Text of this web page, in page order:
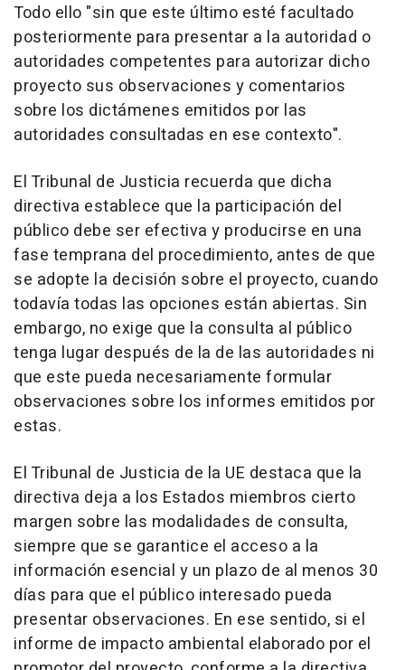
Todo ello "sin que este último esté facultado
posteriormente para presentar a la autoridad o
autoridades competentes para autorizar dicho
proyecto sus observaciones y comentarios
sobre los dictámenes emitidos por las
autoridades consultadas en ese contexto".
El Tribunal de Justicia recuerda que dicha
directiva establece que la participación del
público debe ser efectiva y producirse en una
fase temprana del procedimiento, antes de que
se adopte la decisión sobre el proyecto, cuando
todavía todas las opciones están abiertas. Sin
embargo, no exige que la consulta al público
tenga lugar después de la de las autoridades ni
que este pueda necesariamente formular
observaciones sobre los informes emitidos por
estas.
El Tribunal de Justicia de la UE destaca que la
directiva deja a los Estados miembros cierto
margen sobre las modalidades de consulta,
siempre que se garantice el acceso a la
información esencial y un plazo de al menos 30
días para que el público interesado pueda
presentar observaciones. En ese sentido, si el
informe de impacto ambiental elaborado por el